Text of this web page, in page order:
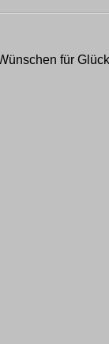
für